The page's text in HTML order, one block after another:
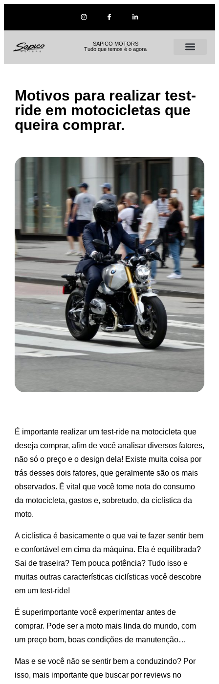
SAPICO MOTORS
Tudo que temos é o agora
Motivos para realizar test-
ride em motocicletas que
queira comprar.
É importante realizar um test-ride na motocicleta que
deseja comprar, afim de você analisar diversos fatores,
não só o preço e o design dela! Existe muita coisa por
trás desses dois fatores, que geralmente são os mais
observados. É vital que você tome nota do consumo
da motocicleta, gastos e, sobretudo, da ciclística da
moto.
A ciclística é basicamente o que vai te fazer sentir bem
e confortável em cima da máquina. Ela é equilibrada?
Sai de traseira? Tem pouca potência? Tudo isso e
muitas outras características ciclísticas você descobre
em um test-ride!
É superimportante você experimentar antes de
comprar. Pode ser a moto mais linda do mundo, com
um preço bom, boas condições de manutenção…
Mas e se você não se sentir bem a conduzindo? Por
isso, mais importante que buscar por reviews no